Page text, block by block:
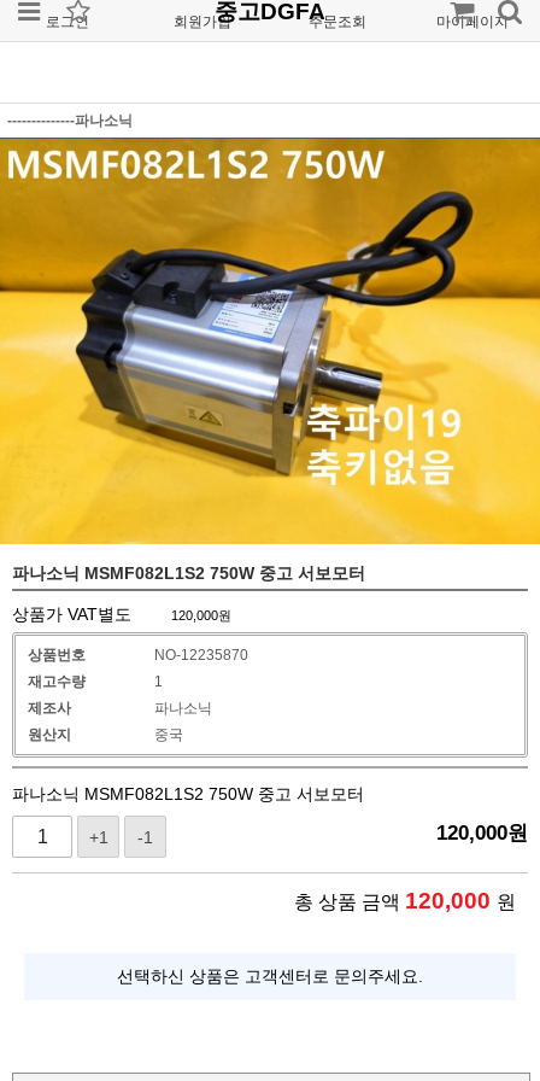
로그인 회원가입 주문조회 마이페이지
중고DGFA
--------------파나소닉
파나소닉 MSMF082L1S2 750W 중고 서보모터
상품가 VAT별도 120,000원
상품번호
NO-12235870
재고수량
1
제조사
파나소닉
원산지
중국
파나소닉 MSMF082L1S2 750W 중고 서보모터
+1 -1 120,000원
총 상품 금액 120,000 원
선택하신 상품은 고객센터로 문의주세요.